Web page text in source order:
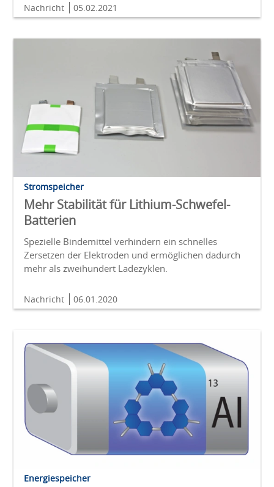
Nachricht 05.02.2021
Stromspeicher
Mehr Stabilität für Lithium-Schwefel-
Batterien
Spezielle Bindemittel verhindern ein schnelles
Zersetzen der Elektroden und ermöglichen dadurch
mehr als zweihundert Ladezyklen.
Nachricht 06.01.2020
Energiespeicher